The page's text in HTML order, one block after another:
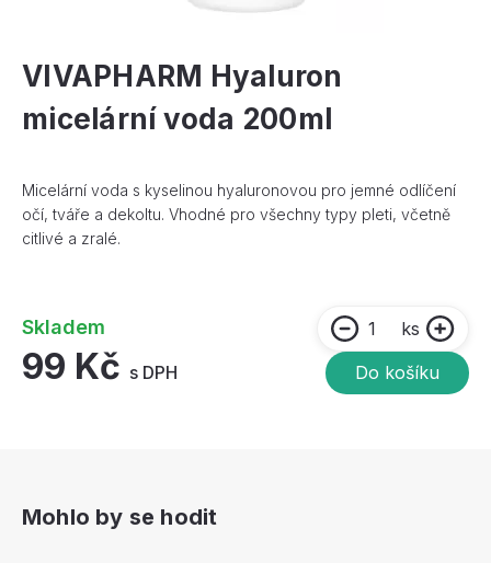
VIVAPHARM Hyaluron
micelární voda 200ml
Micelární voda s kyselinou hyaluronovou pro jemné odlíčení
očí, tváře a dekoltu. Vhodné pro všechny typy pleti, včetně
citlivé a zralé.
Skladem
99 Kč s DPH
ks
Do košíku
Mohlo by se hodit